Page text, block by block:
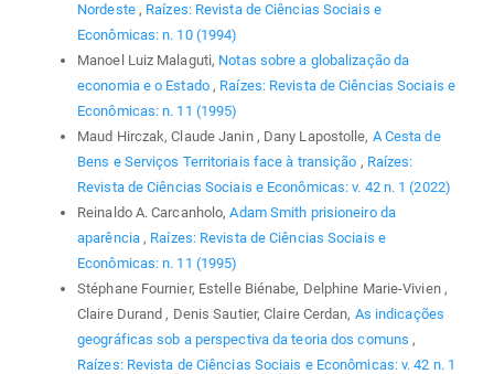
Nordeste , Raízes: Revista de Ciências Sociais e
Econômicas: n. 10 (1994)
Manoel Luiz Malaguti, Notas sobre a globalização da
economia e o Estado , Raízes: Revista de Ciências Sociais e
Econômicas: n. 11 (1995)
Maud Hirczak, Claude Janin , Dany Lapostolle, A Cesta de
Bens e Serviços Territoriais face à transição , Raízes:
Revista de Ciências Sociais e Econômicas: v. 42 n. 1 (2022)
Reinaldo A. Carcanholo,Adam Smith prisioneiro da
aparência , Raízes: Revista de Ciências Sociais e
Econômicas: n. 11 (1995)
Stéphane Fournier, Estelle Biénabe, Delphine Marie-Vivien ,
Claire Durand , Denis Sautier, Claire Cerdan, As indicações
geográficas sob a perspectiva da teoria dos comuns ,
Raízes: Revista de Ciências Sociais e Econômicas: v. 42 n. 1